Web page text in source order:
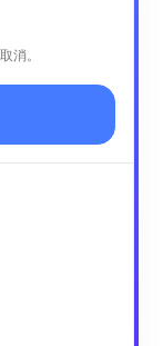
消。